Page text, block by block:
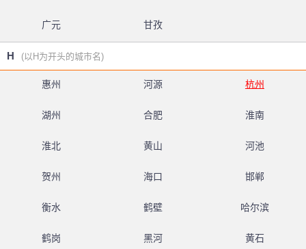
广元 甘孜
H (以H为开头的城市名)
惠州 河源 杭州
湖州 合肥 淮南
淮北 黄山 河池
贺州 海口 邯郸
衡水 鹤壁 哈尔滨
鹤岗 黑河 黄石